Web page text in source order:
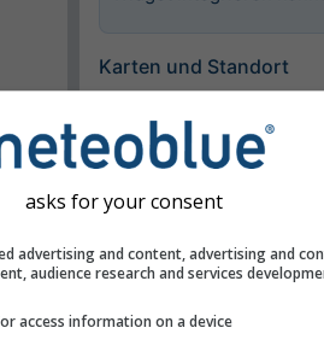
Karten und Standort
Ort
Basel
Nur ausgewählte
asks for your consent
advertising and content, advertising and
audience research and services
access information on a device